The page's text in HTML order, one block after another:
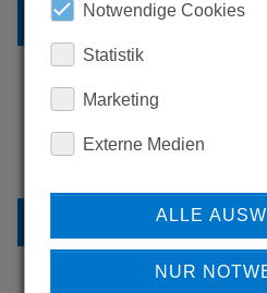
ZURÜCK ZUR
ERFAHREN SIE
Notwendige Cookies
Statistik
Marketing
Externe Medien
ALLE
NUR